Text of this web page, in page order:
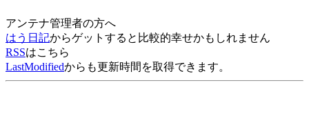
アンテナ管理者の方へ
はう日記からゲットすると比較的幸せかもしれません
RSSはこちら
LastModifiedからも更新時間を取得できます。